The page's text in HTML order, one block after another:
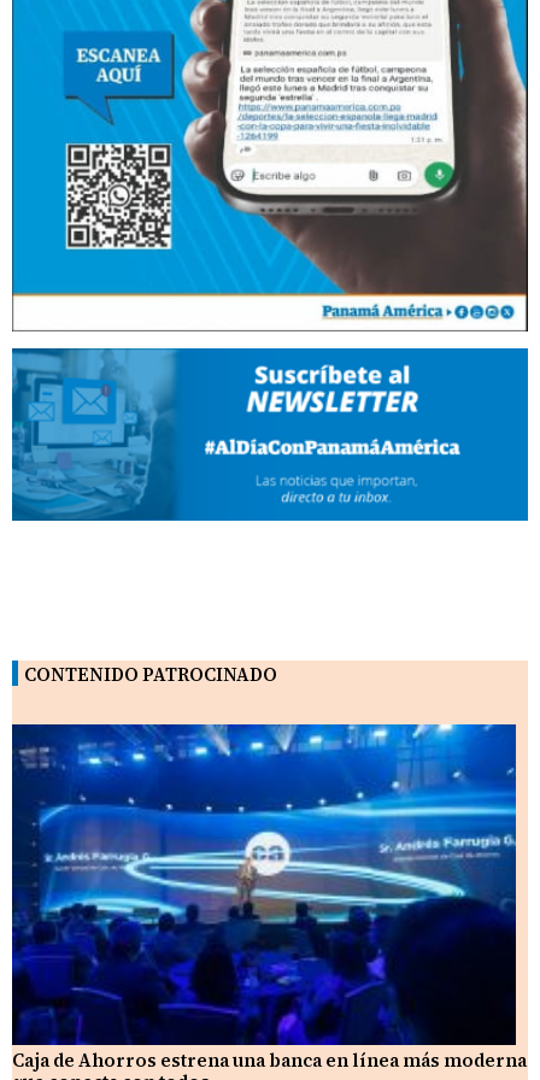
CONTENIDO PATROCINADO
Caja de Ahorros estrena una banca en línea más moderna